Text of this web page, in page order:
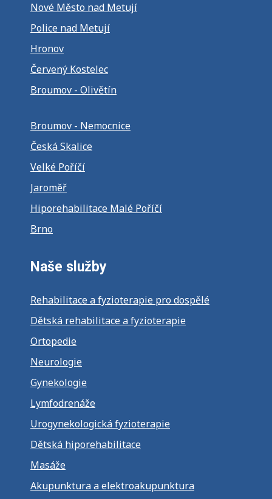
Nové Město nad Metují
Police nad Metují
Hronov
Červený Kostelec
Broumov - Olivětín
Broumov - Nemocnice
Česká Skalice
Velké Poříčí
Jaroměř
Hiporehabilitace Malé Poříčí
Brno
Naše služby
Rehabilitace a fyzioterapie pro dospělé
Dětská rehabilitace a fyzioterapie
Ortopedie
Neurologie
Gynekologie
Lymfodrenáže
Urogynekologická fyzioterapie
Dětská hiporehabilitace
Masáže
Akupunktura a elektroakupunktura